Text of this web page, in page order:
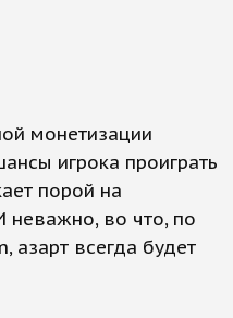
монетизации
игрока проиграть
порой на
неважно, во что, по
азарт всегда будет